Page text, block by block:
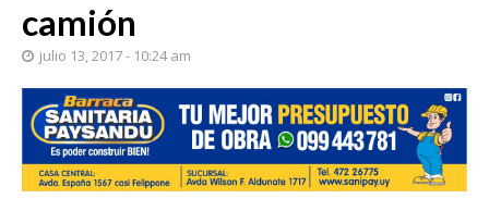
camión
julio 13, 2017 - 10:24 am